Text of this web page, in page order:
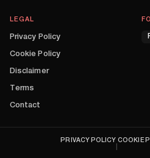
LEGAL
Privacy Policy
Cookie Policy
Disclaimer
Terms
Contact
PRIVACY POLICY COOKIE